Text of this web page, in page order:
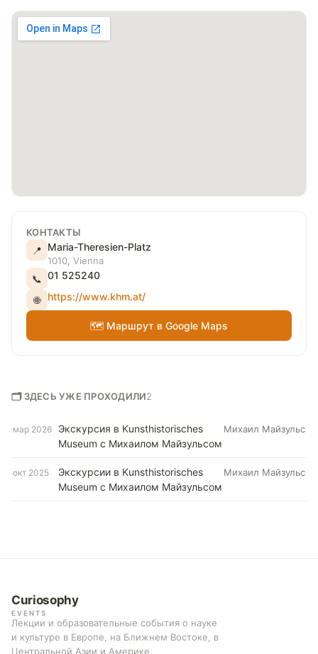
КОНТАКТЫ
📍 Maria-Theresien-Platz
1010, Vienna
📞 01 525240
🌐 https://www.khm.at/
🗺 Маршрут в Google Maps
🗂 ЗДЕСЬ УЖЕ ПРОХОДИЛИ2
мар 2026
Экскурсия в Kunsthistorisches
Museum с Михаилом Майзульсом
Михаил Майзульс
окт 2025
Экскурсии в Kunsthistorisches
Museum с Михаилом Майзульсом
Михаил Майзульс
Curiosophy
EVENTS
Лекции и образовательные события о науке
и культуре в Европе, на Ближнем Востоке, в
Центральной Азии и Америке.